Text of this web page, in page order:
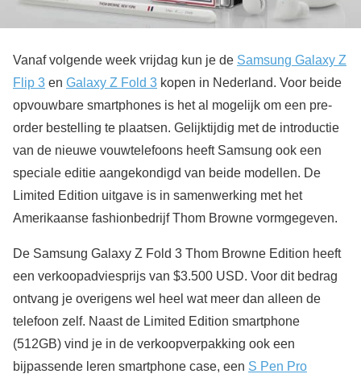
Vanaf volgende week vrijdag kun je de Samsung Galaxy Z
Flip 3 en Galaxy Z Fold 3 kopen in Nederland. Voor beide
opvouwbare smartphones is het al mogelijk om een pre-
order bestelling te plaatsen. Gelijktijdig met de introductie
van de nieuwe vouwtelefoons heeft Samsung ook een
speciale editie aangekondigd van beide modellen. De
Limited Edition uitgave is in samenwerking met het
Amerikaanse fashionbedrijf Thom Browne vormgegeven.
De Samsung Galaxy Z Fold 3 Thom Browne Edition heeft
een verkoopadviesprijs van $3.500 USD. Voor dit bedrag
ontvang je overigens wel heel wat meer dan alleen de
telefoon zelf. Naast de Limited Edition smartphone
(512GB) vind je in de verkoopverpakking ook een
bijpassende leren smartphone case, een S Pen Pro